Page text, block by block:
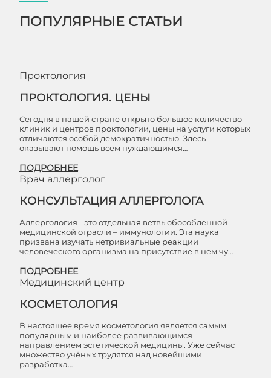
ПОПУЛЯРНЫЕ СТАТЬИ
Проктология
ПРОКТОЛОГИЯ. ЦЕНЫ
Сегодня в нашей стране открыто большое количество
клиник и центров проктологии, цены на услуги которых
отличаются особой демократичностью. Здесь
оказывают помощь всем нуждающимся…
ПОДРОБНЕЕ
Врач аллерголог
КОНСУЛЬТАЦИЯ АЛЛЕРГОЛОГА
Аллергология - это отдельная ветвь обособленной
медицинской отрасли – иммунологии. Эта наука
призвана изучать нетривиальные реакции
человеческого организма на присутствие в нем чу…
ПОДРОБНЕЕ
Медицинский центр
КОСМЕТОЛОГИЯ
В настоящее время косметология является самым
популярным и наиболее развивающимся
направлением эстетической медицины. Уже сейчас
множество учёных трудятся над новейшими
разработка…